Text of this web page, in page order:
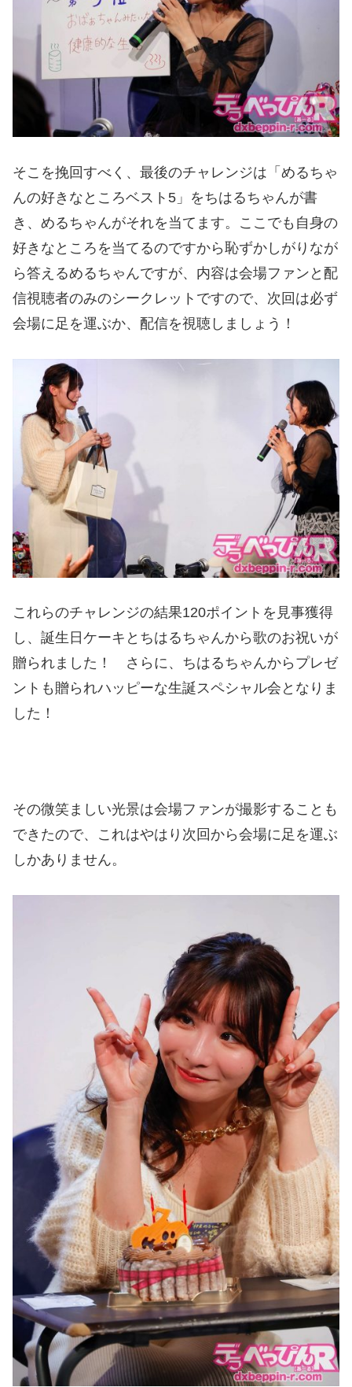
そこを挽回すべく、最後のチャレンジは「めるちゃ
んの好きなところベスト5」をちはるちゃんが書
き、めるちゃんがそれを当てます。ここでも自身の
好きなところを当てるのですから恥ずかしがりなが
ら答えるめるちゃんですが、内容は会場ファンと配
信視聴者のみのシークレットですので、次回は必ず
会場に足を運ぶか、配信を視聴しましょう！
これらのチャレンジの結果120ポイントを見事獲得
し、誕生日ケーキとちはるちゃんから歌のお祝いが
贈られました！ さらに、ちはるちゃんからプレゼ
ントも贈られハッピーな生誕スペシャル会となりま
した！
その微笑ましい光景は会場ファンが撮影することも
できたので、これはやはり次回から会場に足を運ぶ
しかありません。